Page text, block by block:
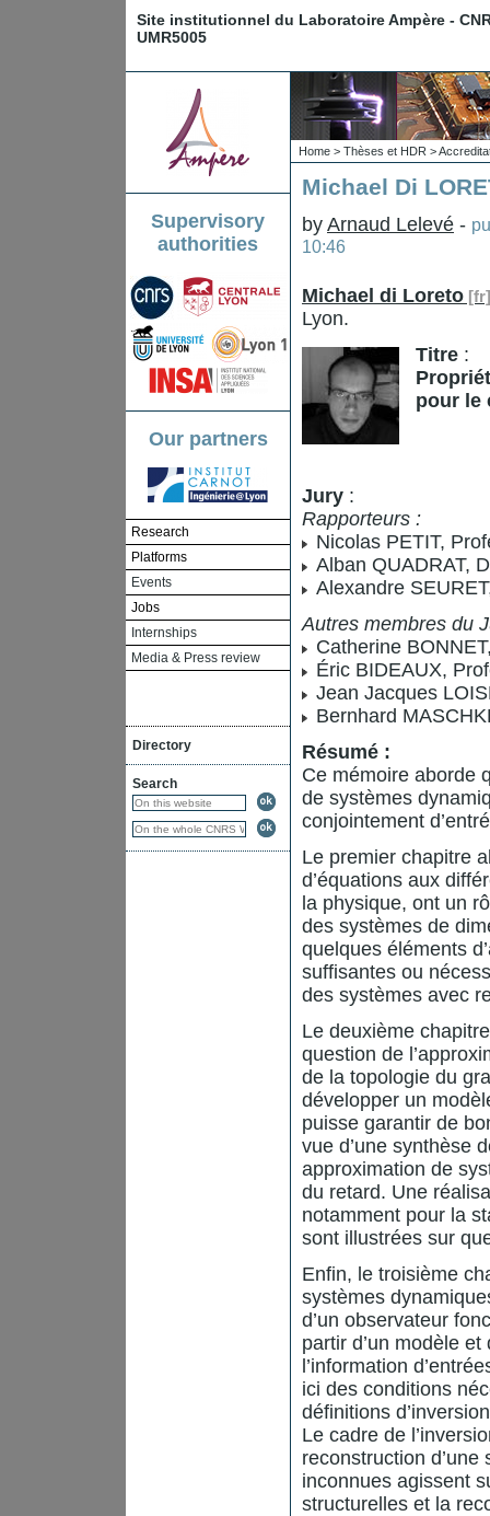
Site institutionnel du Laboratoire Ampère -
UMR5005
Supervisory
authorities
Our partners
Research
Platforms
Events
Jobs
Internships
Media & Press review
Directory
Search
Home > Thèses et HDR >
Michael Di
by Arnaud Lelevé -
10:46
Michael di Loreto
Lyon.
Titre :
pour le
Jury :
Rapporteurs :
Nicolas PETIT,
Alban QUADRAT,
Alexandre
Autres membres du
Catherine
Éric BIDEAUX,
Jean Jacques
Bernhard
Résumé :
Ce mémoire aborde
de systèmes
conjointement
Le premier chapitre
d’équations aux
la physique, ont un
des systèmes de
quelques éléments
suffisantes ou
des systèmes avec
Le deuxième
question de
de la topologie du
développer un
puisse garantir de
vue d’une synthèse
approximation de
du retard. Une
notamment pour la
sont illustrées sur
Enfin, le troisième
systèmes
d’un observateur
partir d’un modèle
l’information
ici des conditions
définitions
Le cadre de
reconstruction
inconnues agissent
structurelles et la